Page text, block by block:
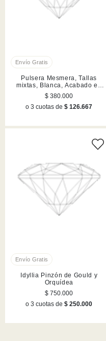
Pulsera Mesmera, Tallas
mixtas, Blanca, Acabado en
rodio
$ 380.000
o 3 cuotas de$ 126.667
Idyllia Pinzón de Gould y
Orquídea
$ 750.000
o 3 cuotas de$ 250.000